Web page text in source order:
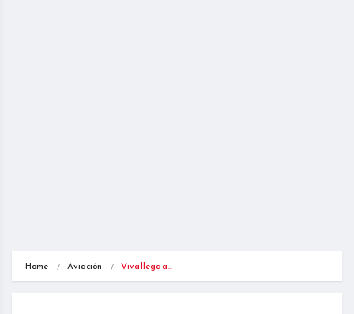
Home Aviación Viva llega a…